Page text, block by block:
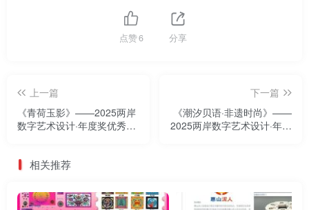
点赞6 分享
上一篇
《青荷玉影》——2025两岸
数字艺术设计·年度奖优秀作
下一篇
《潮汐贝语·非遗时尚》——
2025两岸数字艺术设计·年度
相关推荐